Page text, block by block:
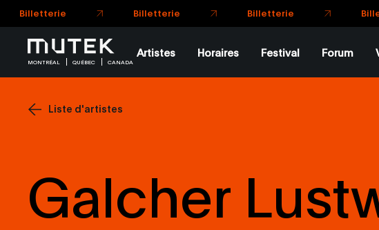
Billetterie
MONTRÉAL QUÉBEC CANADA
Artistes Horaires Festival Forum
Liste d'artistes
Galcher